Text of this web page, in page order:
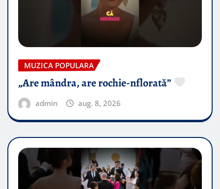
MUZICA POPULARA
„Are mândra, are rochie-nflorată”
admin aug. 8, 2026